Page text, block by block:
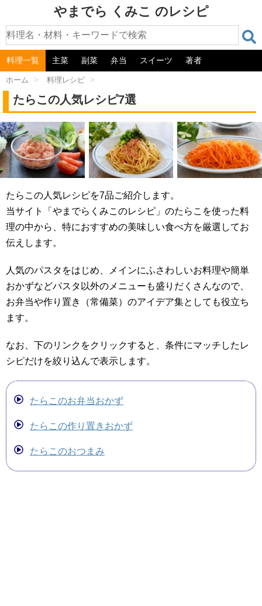
やまでら くみこ のレシピ
料理一覧 主菜 副菜 弁当 スイーツ 著者
ホーム > 料理レシピ >
たらこの人気レシピ7選
たらこの人気レシピを7品ご紹介します。
当サイト「やまでらくみこのレシピ」のたらこを使った料
理の中から、特におすすめの美味しい食べ方を厳選してお
伝えします。
人気のパスタをはじめ、メインにふさわしいお料理や簡単
おかずなどパスタ以外のメニューも盛りだくさんなので、
お弁当や作り置き（常備菜）のアイデア集としても役立ち
ます。
なお、下のリンクをクリックすると、条件にマッチしたレ
シピだけを絞り込んで表示します。
たらこのお弁当おかず
たらこの作り置きおかず
たらこのおつまみ